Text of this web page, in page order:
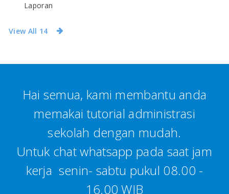
Laporan
View All 14
Hai semua, kami membantu anda
memakai tutorial administrasi
sekolah dengan mudah.
Untuk chat whatsapp pada saat jam
kerja senin- sabtu pukul 08.00 -
16.00 WIB